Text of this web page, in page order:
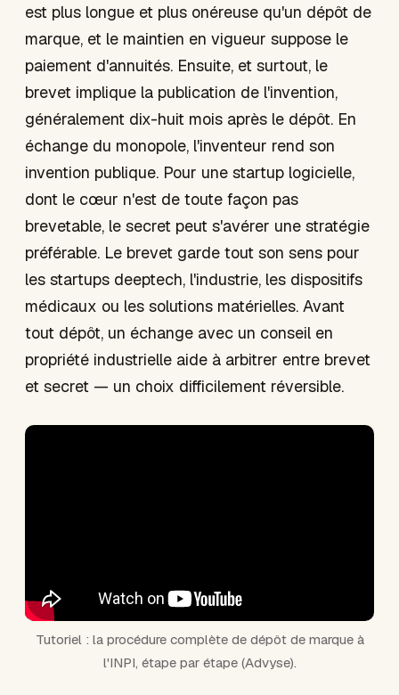
est plus longue et plus onéreuse qu'un dépôt de
marque, et le maintien en vigueur suppose le
paiement d'annuités. Ensuite, et surtout, le
brevet implique la publication de l'invention,
généralement dix-huit mois après le dépôt. En
échange du monopole, l'inventeur rend son
invention publique. Pour une startup logicielle,
dont le cœur n'est de toute façon pas
brevetable, le secret peut s'avérer une stratégie
préférable. Le brevet garde tout son sens pour
les startups deeptech, l'industrie, les dispositifs
médicaux ou les solutions matérielles. Avant
tout dépôt, un échange avec un conseil en
propriété industrielle aide à arbitrer entre brevet
et secret — un choix difficilement réversible.
Tutoriel : la procédure complète de dépôt de marque à
l'INPI, étape par étape (Advyse).